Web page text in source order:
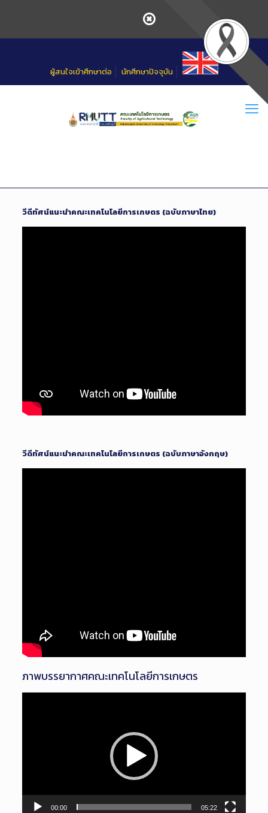
ผู้สนใจเข้าศึกษาต่อ นักศึกษาปัจจุบัน
วีดีทัศน์แนะนำคณะเทคโนโลยีการเกษตร (ฉบับภาษาไทย)
วีดีทัศน์แนะนำคณะเทคโนโลยีการเกษตร (ฉบับภาษาอังกฤษ)
ภาพบรรยากาศคณะเทคโนโลยีการเกษตร
00:00 05:22